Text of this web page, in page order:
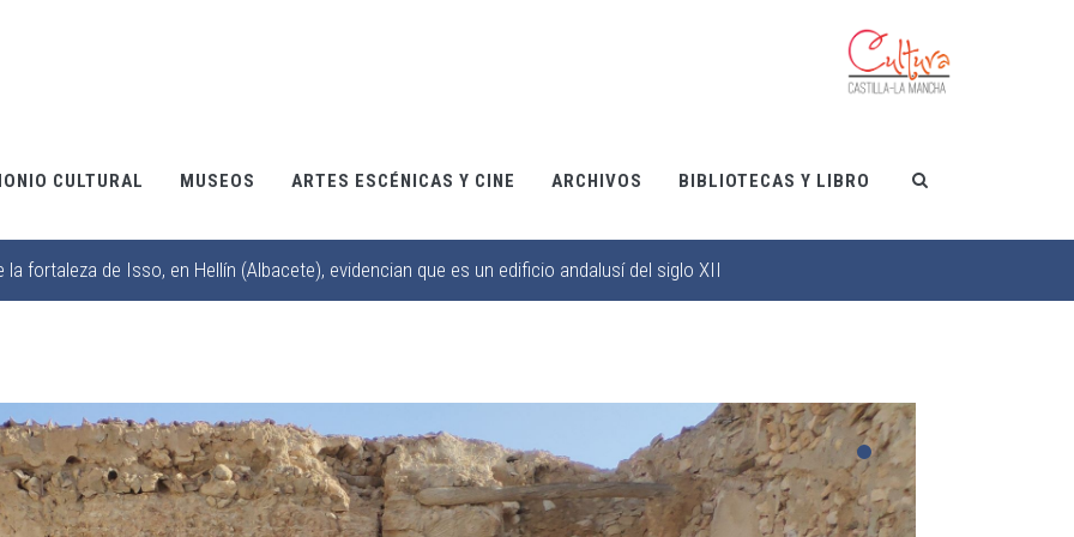
CULTURAL MUSEOS ARTES ESCÉNICAS Y CINE ARCHIVOS BIBLIOTECAS Y LIBRO
fortaleza de Isso, en Hellín (Albacete), evidencian que es un edificio andalusí del siglo XII